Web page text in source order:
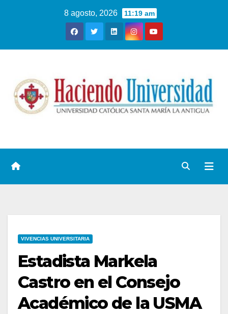
8 agosto, 2026 11:19 am
VIVENCIAS UNIVERSITARIA
Estadista Markela
Castro en el Consejo
Académico de la USMA